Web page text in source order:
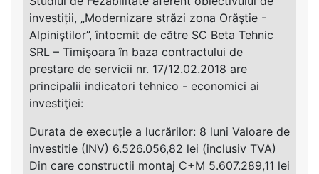
investiții, „Modernizare străzi zona Orăştie -
Alpiniştilor”, întocmit de către SC Beta Tehnic
SRL – Timişoara în baza contractului de
prestare de servicii nr. 17/12.02.2018 are
principalii indicatori tehnico - economici ai
investiţiei:
Durata de execuție a lucrărilor: 8 luni Valoare de
investitie (INV) 6.526.056,82 lei (inclusiv TVA)
Din care constructii montaj C+M 5.607.289,11 lei